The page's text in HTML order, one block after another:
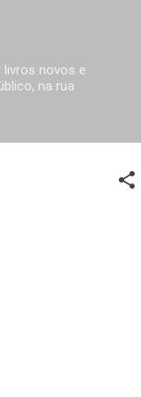
livros novos e
na rua